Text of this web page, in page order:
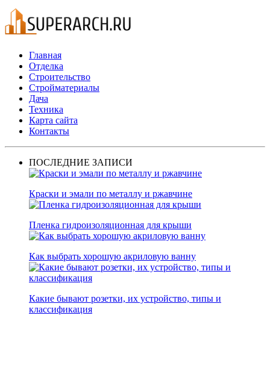
Главная
Отделка
Строительство
Стройматериалы
Дача
Техника
Карта сайта
Контакты
ПОСЛЕДНИЕ ЗАПИСИ
Краски и эмали по металлу и ржавчине
Пленка гидроизоляционная для крыши
Как выбрать хорошую акриловую ванну
Какие бывают розетки, их устройство, типы и
классификация